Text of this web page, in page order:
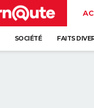
SOCIÉTÉ FAITS